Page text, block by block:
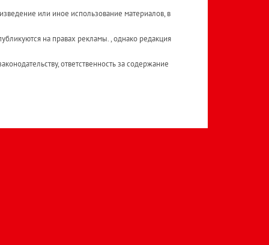
или иное использование материалов, в
на правах рекламы. , однако редакция
ответственность за содержание